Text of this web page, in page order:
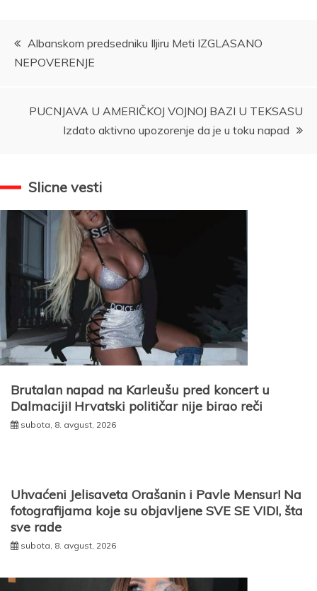
Kretanje
Albanskom predsedniku Iljiru Meti IZGLASANO
NEPOVERENJE
PUCNJAVA U AMERIČKOJ VOJNOJ BAZI U TEKSASU
Izdato aktivno upozorenje da je u toku napad
Slicne vesti
Brutalan napad na Karleušu pred koncert u
Dalmaciji! Hrvatski političar nije birao reči
subota, 8. avgust, 2026
Uhvaćeni Jelisaveta Orašanin i Pavle Mensur! Na
fotografijama koje su objavljene SVE SE VIDI, šta
sve rade
subota, 8. avgust, 2026